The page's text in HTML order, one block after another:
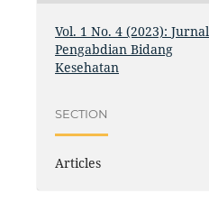
Vol. 1 No. 4 (2023): Jurnal
Pengabdian Bidang
Kesehatan
SECTION
Articles